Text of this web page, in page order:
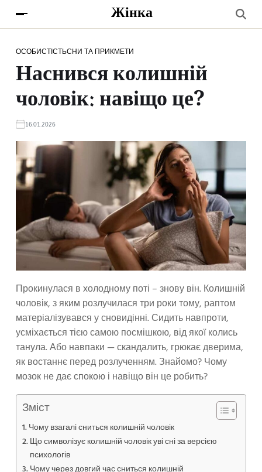
Жінка
ОСОБИСТІСТЬСНИ ТА ПРИКМЕТИ
Наснився колишній
чоловік: навіщо це?
16.01.2026
Прокинулася в холодному поті – знову він. Колишній
чоловік, з яким розлучилася три роки тому, раптом
матеріалізувався у сновидінні. Сидить навпроти,
усміхається тією самою посмішкою, від якої колись
танула. Або навпаки — скандалить, грюкає дверима,
як востаннє перед розлученням. Знайомо? Чому
мозок не дає спокою і навіщо він це робить?
Зміст
Чому взагалі сниться колишній чоловік
Що символізує колишній чоловік уві сні за версією
психологів
Чому через довгий час сниться колишній